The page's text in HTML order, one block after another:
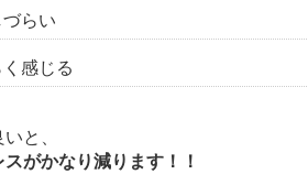
らい
感じる
と、
スがかなり減ります！！